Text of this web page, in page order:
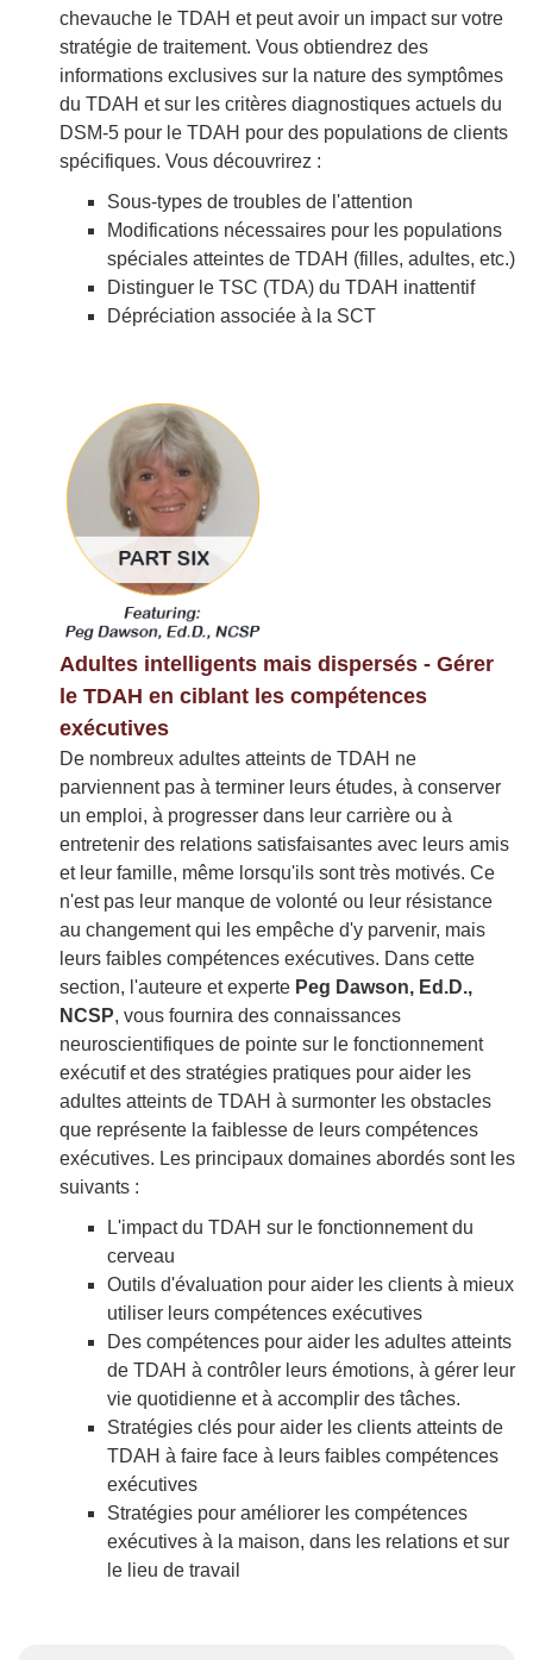
chevauche le TDAH et peut avoir un impact sur votre
stratégie de traitement. Vous obtiendrez des
informations exclusives sur la nature des symptômes
du TDAH et sur les critères diagnostiques actuels du
DSM-5 pour le TDAH pour des populations de clients
spécifiques. Vous découvrirez :
Sous-types de troubles de l'attention
Modifications nécessaires pour les populations
spéciales atteintes de TDAH (filles, adultes, etc.)
Distinguer le TSC (TDA) du TDAH inattentif
Dépréciation associée à la SCT
Adultes intelligents mais dispersés - Gérer
le TDAH en ciblant les compétences
exécutives
De nombreux adultes atteints de TDAH ne
parviennent pas à terminer leurs études, à conserver
un emploi, à progresser dans leur carrière ou à
entretenir des relations satisfaisantes avec leurs amis
et leur famille, même lorsqu'ils sont très motivés. Ce
n'est pas leur manque de volonté ou leur résistance
au changement qui les empêche d'y parvenir, mais
leurs faibles compétences exécutives. Dans cette
section, l'auteure et experte Peg Dawson, Ed.D.,
NCSP, vous fournira des connaissances
neuroscientifiques de pointe sur le fonctionnement
exécutif et des stratégies pratiques pour aider les
adultes atteints de TDAH à surmonter les obstacles
que représente la faiblesse de leurs compétences
exécutives. Les principaux domaines abordés sont les
suivants :
L'impact du TDAH sur le fonctionnement du
cerveau
Outils d'évaluation pour aider les clients à mieux
utiliser leurs compétences exécutives
Des compétences pour aider les adultes atteints
de TDAH à contrôler leurs émotions, à gérer leur
vie quotidienne et à accomplir des tâches.
Stratégies clés pour aider les clients atteints de
TDAH à faire face à leurs faibles compétences
exécutives
Stratégies pour améliorer les compétences
exécutives à la maison, dans les relations et sur
le lieu de travail